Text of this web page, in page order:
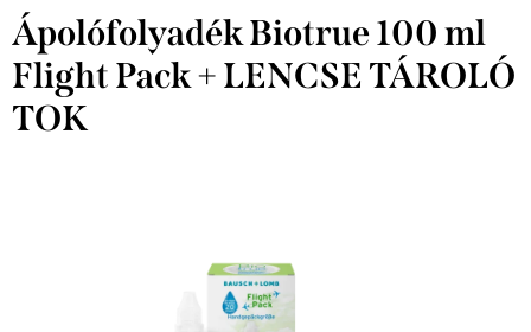
Ápolófolyadék Biotrue 100 ml
Flight Pack + LENCSE TÁROLÓ
TOK